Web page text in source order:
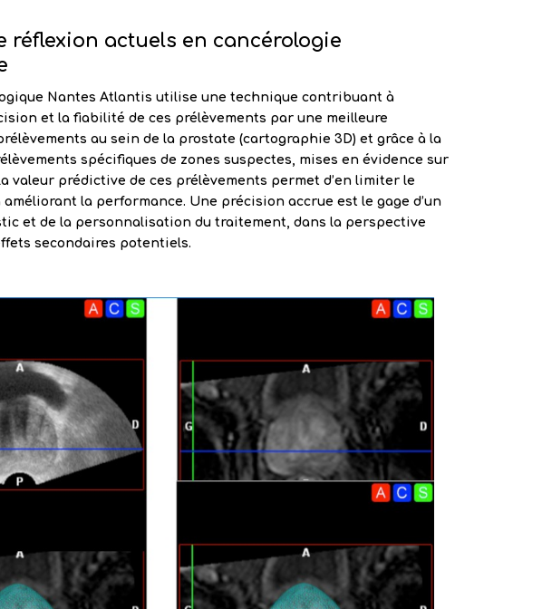
réflexion actuels en cancérologie
Nantes Atlantis utilise une technique contribuant à
et la fiabilité de ces prélèvements par une meilleure
au sein de la prostate (cartographie 3D) et grâce à la
spécifiques de zones suspectes, mises en évidence sur
valeur prédictive de ces prélèvements permet d’en limiter le
la performance. Une précision accrue est le gage d’un
et de la personnalisation du traitement, dans la perspective
secondaires potentiels.